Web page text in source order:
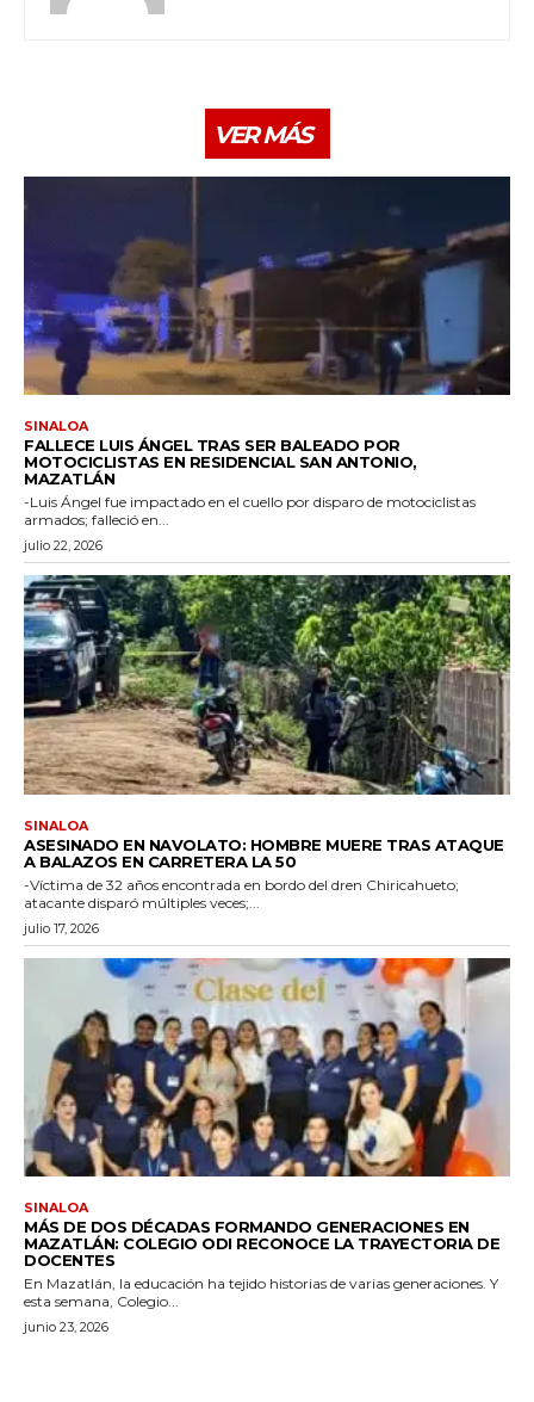
VER MÁS
SINALOA
FALLECE LUIS ÁNGEL TRAS SER BALEADO POR
MOTOCICLISTAS EN RESIDENCIAL SAN ANTONIO,
MAZATLÁN
-Luis Ángel fue impactado en el cuello por disparo de motociclistas
armados; falleció en...
julio 22, 2026
SINALOA
ASESINADO EN NAVOLATO: HOMBRE MUERE TRAS ATAQUE
A BALAZOS EN CARRETERA LA 50
-Víctima de 32 años encontrada en bordo del dren Chiricahueto;
atacante disparó múltiples veces;...
julio 17, 2026
SINALOA
MÁS DE DOS DÉCADAS FORMANDO GENERACIONES EN
MAZATLÁN: COLEGIO ODI RECONOCE LA TRAYECTORIA DE
DOCENTES
En Mazatlán, la educación ha tejido historias de varias generaciones. Y
esta semana, Colegio...
junio 23, 2026